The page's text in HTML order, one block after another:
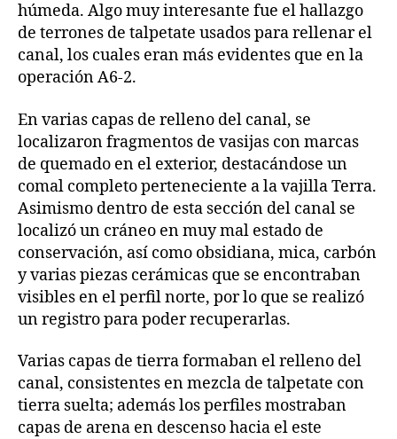
húmeda. Algo muy interesante fue el hallazgo
de terrones de talpetate usados para rellenar el
canal, los cuales eran más evidentes que en la
operación A6-2.
En varias capas de relleno del canal, se
localizaron fragmentos de vasijas con marcas
de quemado en el exterior, destacándose un
comal completo perteneciente a la vajilla Terra.
Asimismo dentro de esta sección del canal se
localizó un cráneo en muy mal estado de
conservación, así como obsidiana, mica, carbón
y varias piezas cerámicas que se encontraban
visibles en el perfil norte, por lo que se realizó
un registro para poder recuperarlas.
Varias capas de tierra formaban el relleno del
canal, consistentes en mezcla de talpetate con
tierra suelta; además los perfiles mostraban
capas de arena en descenso hacia el este